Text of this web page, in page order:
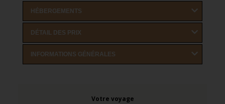
HÉBERGEMENTS
DÉTAIL DES PRIX
INFORMATIONS GÉNÉRALES
Votre voyage